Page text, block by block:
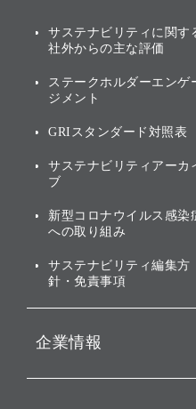
[AI] What dreams are made
その他
グループ企業一覧
業績・財務
アニュアルレポート
株主・投資家情報（IR）に
トップメッセージ
サステナビリティの考え
ガバナンス
投資先のサステナビリテ
サステナビリティに関す
社外からの主な評価
ステークホルダーエンゲ
ジメント
GRIスタンダード対照表
サステナビリティアーカ
ブ
新型コロナウイルス感染
への取り組み
サステナビリティ編集方
針・免責事項
企業情報